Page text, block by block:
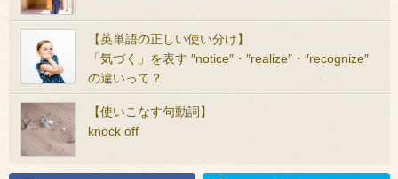
【英単語の正しい使い分け】
「気づく」を表す ″notice″・″realize″・″recognize″
の違いって？
【使いこなす句動詞】
knock off